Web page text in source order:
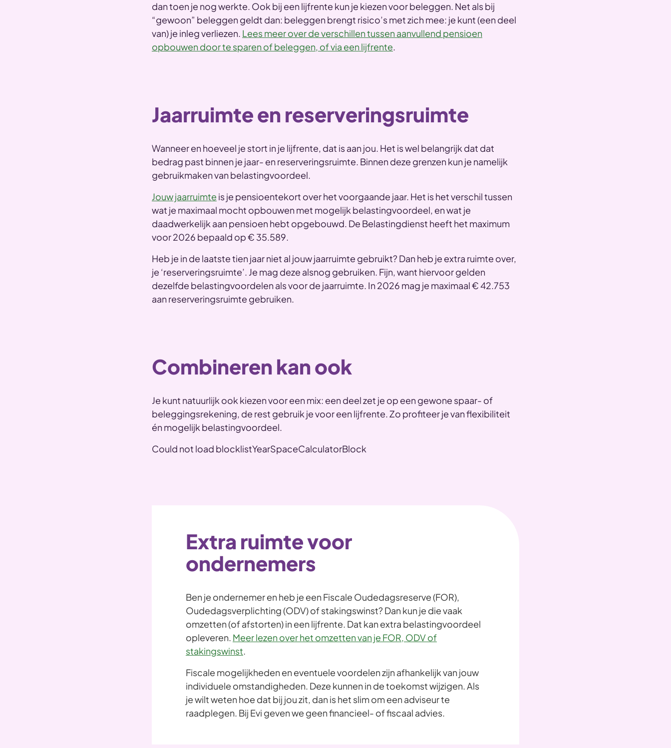
dan toen je nog werkte. Ook bij een lijfrente kun je kiezen voor beleggen. Net als bij
“gewoon” beleggen geldt dan: beleggen brengt risico’s met zich mee: je kunt (een deel
van) je inleg verliezen. Lees meer over de verschillen tussen aanvullend pensioen
opbouwen door te sparen of beleggen, of via een lijfrente.
Jaarruimte en reserveringsruimte
Wanneer en hoeveel je stort in je lijfrente, dat is aan jou. Het is wel belangrijk dat dat
bedrag past binnen je jaar- en reserveringsruimte. Binnen deze grenzen kun je namelijk
gebruikmaken van belastingvoordeel.
Jouw jaarruimte is je pensioentekort over het voorgaande jaar. Het is het verschil tussen
wat je maximaal mocht opbouwen met mogelijk belastingvoordeel, en wat je
daadwerkelijk aan pensioen hebt opgebouwd. De Belastingdienst heeft het maximum
voor 2026 bepaald op € 35.589.
Heb je in de laatste tien jaar niet al jouw jaarruimte gebruikt? Dan heb je extra ruimte over,
je ‘reserveringsruimte’. Je mag deze alsnog gebruiken. Fijn, want hiervoor gelden
dezelfde belastingvoordelen als voor de jaarruimte. In 2026 mag je maximaal € 42.753
aan reserveringsruimte gebruiken.
Combineren kan ook
Je kunt natuurlijk ook kiezen voor een mix: een deel zet je op een gewone spaar- of
beleggingsrekening, de rest gebruik je voor een lijfrente. Zo profiteer je van flexibiliteit
én mogelijk belastingvoordeel.
Could not load blocklistYearSpaceCalculatorBlock
Extra ruimte voor
ondernemers
Ben je ondernemer en heb je een Fiscale Oudedagsreserve (FOR),
Oudedagsverplichting (ODV) of stakingswinst? Dan kun je die vaak
omzetten (of afstorten) in een lijfrente. Dat kan extra belastingvoordeel
opleveren. Meer lezen over het omzetten van je FOR, ODV of
stakingswinst.
Fiscale mogelijkheden en eventuele voordelen zijn afhankelijk van jouw
individuele omstandigheden. Deze kunnen in de toekomst wijzigen. Als
je wilt weten hoe dat bij jou zit, dan is het slim om een adviseur te
raadplegen. Bij Evi geven we geen financieel- of fiscaal advies.